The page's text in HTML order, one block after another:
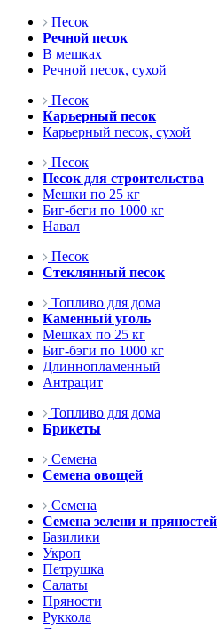
Песок
Речной песок
В мешках
Речной песок, сухой
Песок
Карьерный песок
Карьерный песок, сухой
Песок
Песок для строительства
Мешки по 25 кг
Биг-беги по 1000 кг
Навал
Песок
Стеклянный песок
Топливо для дома
Каменный уголь
Мешках по 25 кг
Биг-бэги по 1000 кг
Длиннопламенный
Антрацит
Топливо для дома
Брикеты
Семена
Семена овощей
Семена
Семена зелени и пряностей
Базилики
Укроп
Петрушка
Салаты
Пряности
Руккола